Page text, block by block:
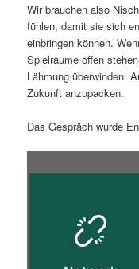
Wir brauchen also
fühlen, damit sie sich
einbringen können.
Spielräume offen
Lähmung überwinden.
Zukunft anzupacken.
Das Gespräch wurde